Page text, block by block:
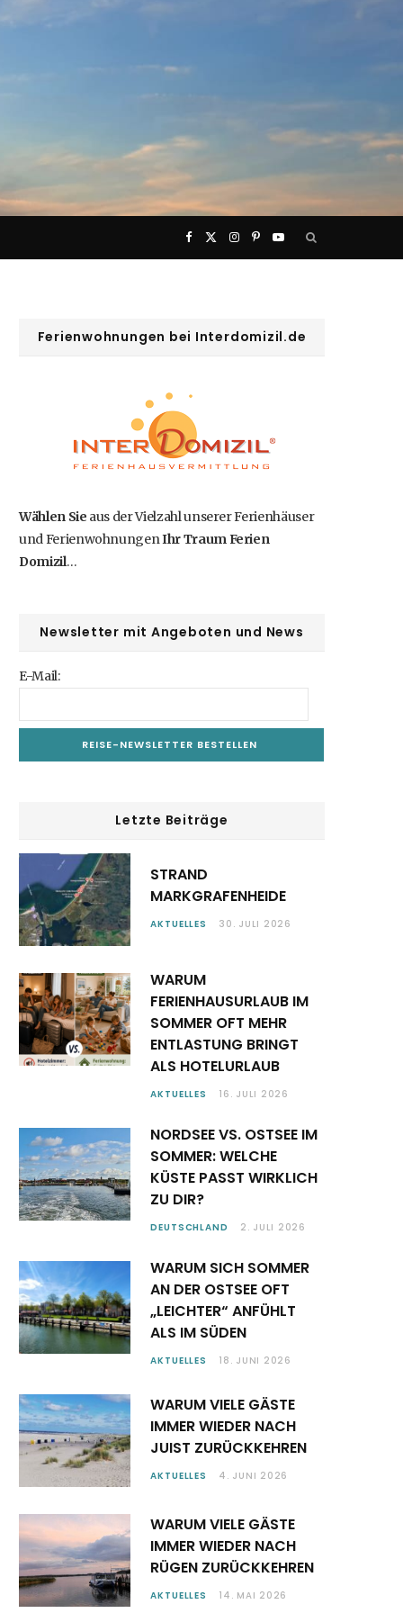
F
o
k
X
t
e
I
g
a
P
r
s
Y
Ferienwohnungen bei Interdomizil.de
Wählen Sie aus der Vielzahl unserer Ferienhäuser
und FerienwohnungenIhr Traum Ferien
Domizil…
Newsletter mit Angeboten und News
E-Mail:
Letzte Beiträge
STRAND
MARKGRAFENHEIDE
AKTUELLES 30. JULI 2026
WARUM
FERIENHAUSURLAUB IM
SOMMER OFT MEHR
ENTLASTUNG BRINGT
ALS HOTELURLAUB
AKTUELLES 16. JULI 2026
NORDSEE VS. OSTSEE IM
SOMMER: WELCHE
KÜSTE PASST WIRKLICH
ZU DIR?
DEUTSCHLAND 2. JULI 2026
WARUM SICH SOMMER
AN DER OSTSEE OFT
„LEICHTER“ ANFÜHLT
ALS IM SÜDEN
AKTUELLES 18. JUNI 2026
WARUM VIELE GÄSTE
IMMER WIEDER NACH
JUIST ZURÜCKKEHREN
AKTUELLES 4. JUNI 2026
WARUM VIELE GÄSTE
IMMER WIEDER NACH
RÜGEN ZURÜCKKEHREN
AKTUELLES 14. MAI 2026